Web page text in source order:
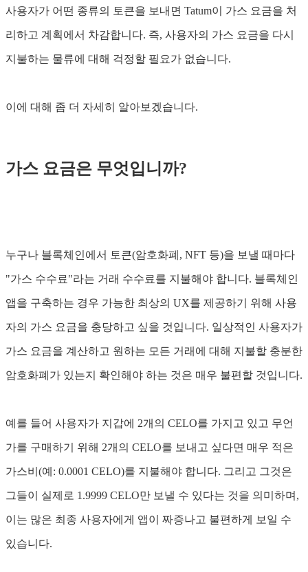
사용자가 어떤 종류의 토큰을 보내면 Tatum이 가스 요금을 처
리하고 계획에서 차감합니다. 즉, 사용자의 가스 요금을 다시
지불하는 물류에 대해 걱정할 필요가 없습니다.
이에 대해 좀 더 자세히 알아보겠습니다.
가스 요금은 무엇입니까?
누구나 블록체인에서 토큰(암호화폐, NFT 등)을 보낼 때마다
"가스 수수료"라는 거래 수수료를 지불해야 합니다. 블록체인
앱을 구축하는 경우 가능한 최상의 UX를 제공하기 위해 사용
자의 가스 요금을 충당하고 싶을 것입니다. 일상적인 사용자가
가스 요금을 계산하고 원하는 모든 거래에 대해 지불할 충분한
암호화폐가 있는지 확인해야 하는 것은 매우 불편할 것입니다.
예를 들어 사용자가 지갑에 2개의 CELO를 가지고 있고 무언
가를 구매하기 위해 2개의 CELO를 보내고 싶다면 매우 적은
가스비(예: 0.0001 CELO)를 지불해야 합니다. 그리고 그것은
그들이 실제로 1.9999 CELO만 보낼 수 있다는 것을 의미하며,
이는 많은 최종 사용자에게 앱이 짜증나고 불편하게 보일 수
있습니다.